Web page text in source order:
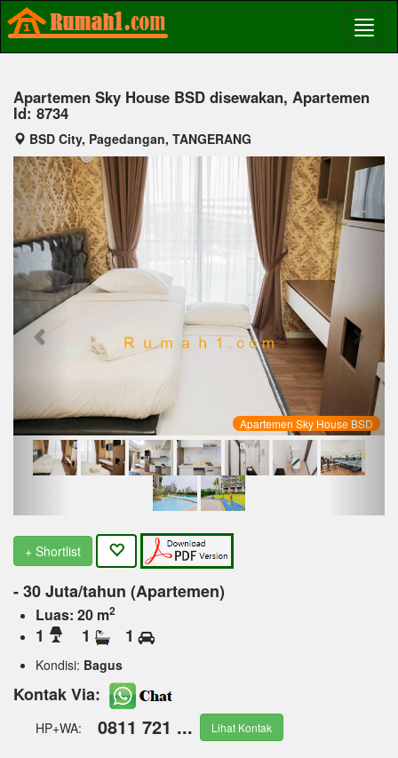
Apartemen Sky House BSD disewakan, Apartemen
Id: 8734
BSD City, Pagedangan, TANGERANG
Apartemen Sky House BSD
Previous Next
+ Shortlist
- 30 Juta/tahun (Apartemen)
Luas: 20 m2
1 1 1
Kondisi: Bagus
Kontak Via:
HP+WA: 0811 721 ... Lihat Kontak